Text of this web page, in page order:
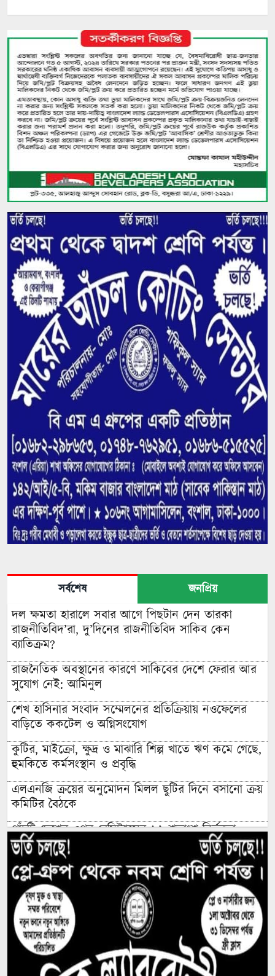
সর্বশেষ জনপ্রিয়
দল ক্ষমতা হারালে সবার আগে পিছটান দেন তারকা
রাজনীতিবিদ’রা, দু’দিনের রাজনীতিবিদ সাকিব কেন
ব্যাতিক্রম?
রাজনৈতিক অবস্থানের কারণে সাকিবের দেশে ফেরার আর
সুযোগ নেই: আমিনুল
শেখ হাসিনার সংবাদ সম্মেলনের প্রতিক্রিয়ায় নওফেলের
বাড়িতে ককটেল ও অগ্নিসংযোগ
কুটির, মাইক্রো, ক্ষুদ্র ও মাঝারি শিল্প খাতে ঋণ কমে গেছে,
হুমকিতে কর্মসংস্থান ও প্রবৃদ্ধি
এলএনজি ক্রয়ের অনুমোদন মিলল ছুটির দিনে বসানো ক্রয়
কমিটির বৈঠকে
পাঁচটি দেশের ওপর রেমিট্যান্সের ৬২ শতাংশ নির্ভরতা,
বাড়ছে কৌশলগত ঝুঁকির শঙ্কা
কওমি মাদ্রাসার শিক্ষার্থী বলৎকার
ফের পিছিয়ে গেল রূপপুরের উৎপাদনের যাত্রা: আগস্টে
জাতীয় গ্রিডে যোগ হচ্ছে না পরমাণু বিদ্যুৎ
বিনা আমন্ত্রণেই বিদেশে যাবার পথে দিল্লি থেকে ঘুরে যেতে
চেয়েছিলেন ড. ইউনূস